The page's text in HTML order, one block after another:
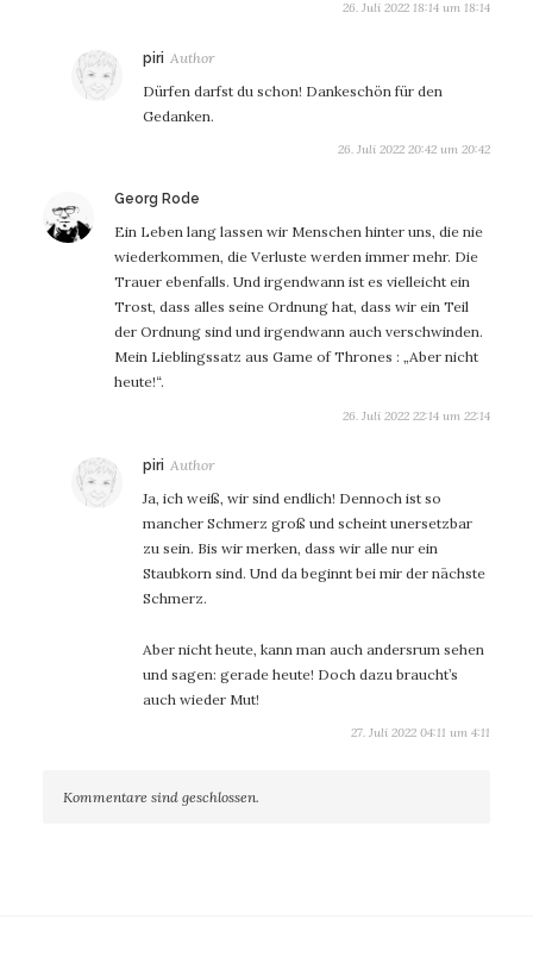
26. Juli 2022 18:14 um 18:14
piri sagt:
Dürfen darfst du schon! Dankeschön für den
Gedanken.
26. Juli 2022 20:42 um 20:42
Georg Rode
Ein Leben lang lassen wir Menschen hinter uns, die nie
wiederkommen, die Verluste werden immer mehr. Die
Trauer ebenfalls. Und irgendwann ist es vielleicht ein
Trost, dass alles seine Ordnung hat, dass wir ein Teil
der Ordnung sind und irgendwann auch verschwinden.
Mein Lieblingssatz aus Game of Thrones : „Aber nicht
heute!“.
26. Juli 2022 22:14 um 22:14
piri sagt:
Ja, ich weiß, wir sind endlich! Dennoch ist so
mancher Schmerz groß und scheint unersetzbar
zu sein. Bis wir merken, dass wir alle nur ein
Staubkorn sind. Und da beginnt bei mir der nächste
Schmerz.
Aber nicht heute, kann man auch andersrum sehen
und sagen: gerade heute! Doch dazu braucht’s
auch wieder Mut!
27. Juli 2022 04:11 um 4:11
Kommentare sind geschlossen.